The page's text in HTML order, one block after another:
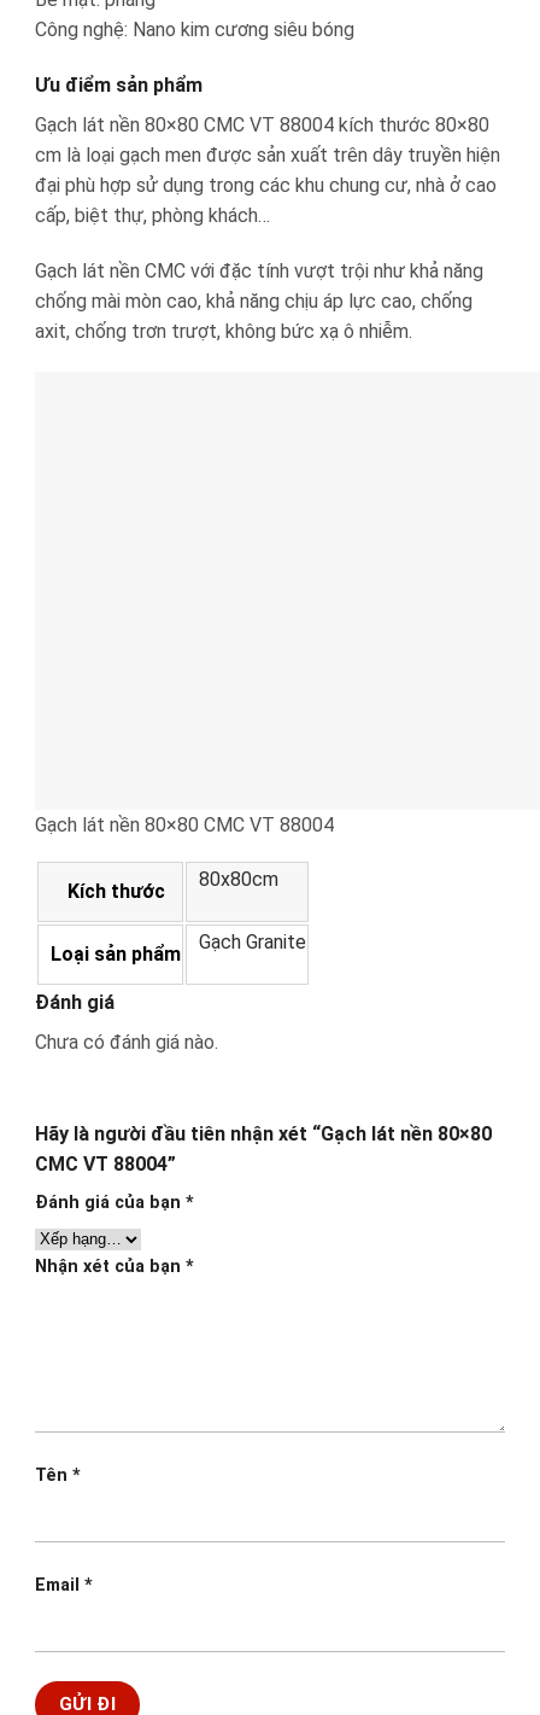
Công nghệ: Nano kim cương siêu bóng
Ưu điểm sản phẩm
Gạch lát nền 80×80 CMC VT 88004 kích thước 80×80
cm là loại gạch men được sản xuất trên dây truyền hiện
đại phù hợp sử dụng trong các khu chung cư, nhà ở cao
cấp, biệt thự, phòng khách…
Gạch lát nền CMC với đặc tính vượt trội như khả năng
chống mài mòn cao, khả năng chịu áp lực cao, chống
axit, chống trơn trượt, không bức xạ ô nhiễm.
Gạch lát nền 80×80 CMC VT 88004
Kích thước
80x80cm
Loại sản phẩm
Gạch Granite
Đánh giá
Chưa có đánh giá nào.
Hãy là người đầu tiên nhận xét “Gạch lát nền 80×80
CMC VT 88004”
Đánh giá của bạn *
Nhận xét của bạn *
Tên *
Email *